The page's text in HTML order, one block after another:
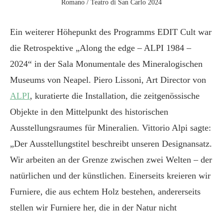
Romano / Teatro di San Carlo 2024
Ein weiterer Höhepunkt des Programms EDIT Cult war
die Retrospektive „Along the edge – ALPI 1984 –
2024“ in der Sala Monumentale des Mineralogischen
Museums von Neapel. Piero Lissoni, Art Director von
ALPI, kuratierte die Installation, die zeitgenössische
Objekte in den Mittelpunkt des historischen
Ausstellungsraumes für Mineralien. Vittorio Alpi sagte:
„Der Ausstellungstitel beschreibt unseren Designansatz.
Wir arbeiten an der Grenze zwischen zwei Welten – der
natürlichen und der künstlichen. Einerseits kreieren wir
Furniere, die aus echtem Holz bestehen, andererseits
stellen wir Furniere her, die in der Natur nicht